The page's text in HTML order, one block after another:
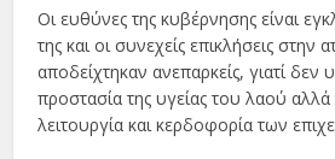
Οι ευθύνες της κυβέρνησης είναι
της και οι συνεχείς επικλήσεις στην
αποδείχτηκαν ανεπαρκείς, γιατί δεν
προστασία της υγείας του λαού
λειτουργία και κερδοφορία των